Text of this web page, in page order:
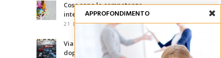
Cosa sono le competenze
interculturali?
21 Luglio 2026 - 07:00
Via d’Amelio, trentaquattro anni
dopo: le mafie che abbiamo davanti
APPROFONDIMENTO